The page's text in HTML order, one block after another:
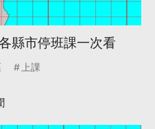
縣市停班課一次看
上課